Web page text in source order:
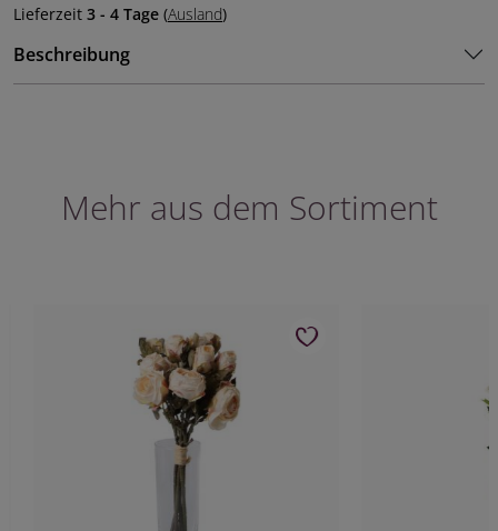
Lieferzeit 3 - 4 Tage (Ausland)
Beschreibung
Mehr aus dem Sortiment